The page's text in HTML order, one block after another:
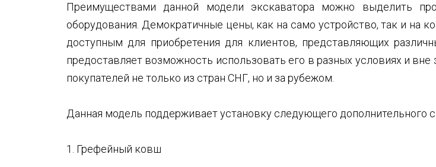
Преимуществами данной модели экскаватора можно выделить
оборудования. Демократичные цены, как на само устройство, так и на
доступным для приобретения для клиентов, представляющих
предоставляет возможность использовать его в разных условиях и
покупателей не только из стран СНГ, но и за рубежом.
Данная модель поддерживает установку следующего дополнительного
1. Грефейный ковш